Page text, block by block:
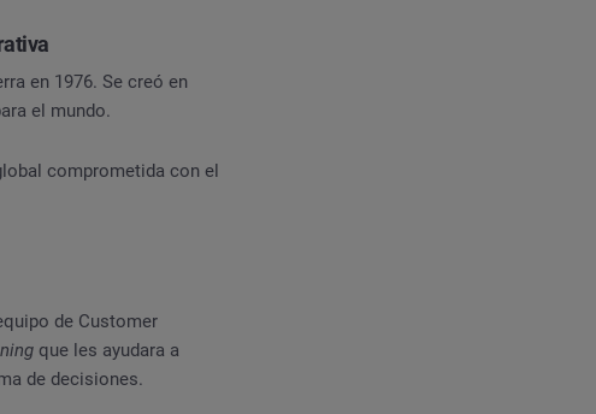
en 1976. Se creó en
el mundo.
comprometida con el
de Customer
que les ayudara a
de decisiones.